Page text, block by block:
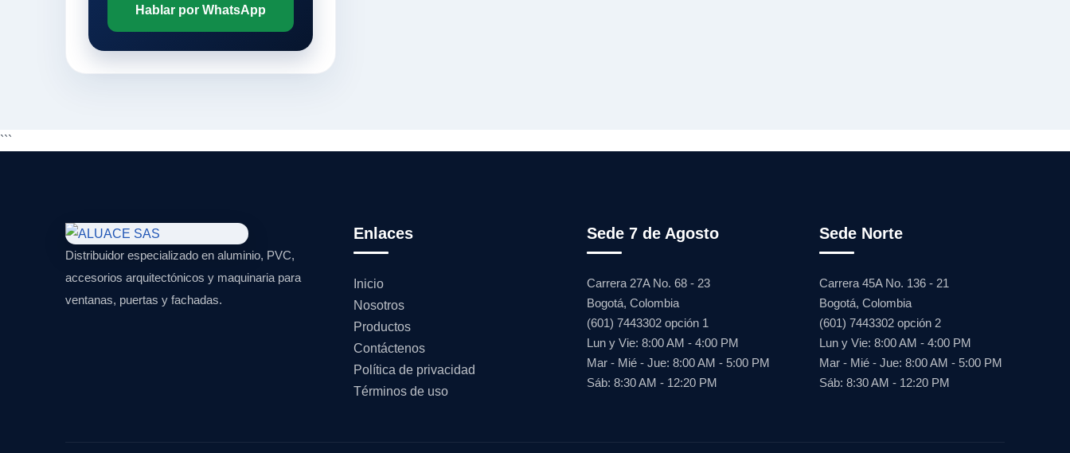
Hablar por WhatsApp
```
Distribuidor especializado en aluminio, PVC,
accesorios arquitectónicos y maquinaria para
ventanas, puertas y fachadas.
Enlaces
Inicio
Nosotros
Productos
Contáctenos
Política de privacidad
Términos de uso
Sede 7 de Agosto
Carrera 27A No. 68 - 23
Bogotá, Colombia
(601) 7443302 opción 1
Lun y Vie: 8:00 AM - 4:00 PM
Mar - Mié - Jue: 8:00 AM - 5:00 PM
Sáb: 8:30 AM - 12:20 PM
Sede Norte
Carrera 45A No. 136 - 21
Bogotá, Colombia
(601) 7443302 opción 2
Lun y Vie: 8:00 AM - 4:00 PM
Mar - Mié - Jue: 8:00 AM - 5:00 PM
Sáb: 8:30 AM - 12:20 PM